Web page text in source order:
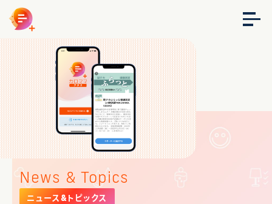
News & Topics
ニュース&トピックス